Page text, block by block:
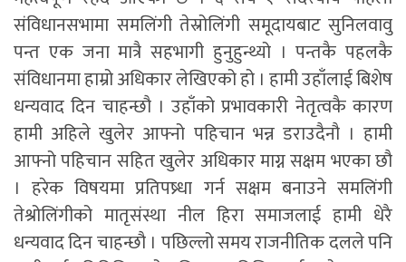
संविधानसभामा समलिंगी तेस्रोलिंगी समूदायबाट सुनिलवावु
पन्त एक जना मात्रै सहभागी हुनुहुन्थ्यो । पन्तकै पहलकै
संविधानमा हाम्रो अधिकार लेखिएको हो । हामी उहाँलाई बिशेष
धन्यवाद दिन चाहन्छौ । उहाँको प्रभावकारी नेतृत्वकै कारण
हामी अहिले खुलेर आफ्नो पहिचान भन्न डराउदैनौ । हामी
आफ्नो पहिचान सहित खुलेर अधिकार माग्न सक्षम भएका छौ
। हरेक विषयमा प्रतिपष्र्धा गर्न सक्षम बनाउने समलिंगी
तेश्रोलिंगीको मातृसंस्था नील हिरा समाजलाई हामी धेरै
धन्यवाद दिन चाहन्छौ । पछिल्लो समय राजनीतिक दलले पनि